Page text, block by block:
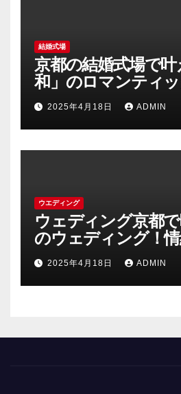
結婚式場
京都の結婚式場で
和」のロマンティ
ング
2025年4月18日 ADMIN
ウエディング
ウェディング京都
のウェディング！
古都の結婚式の魅力
2025年4月18日 ADMIN